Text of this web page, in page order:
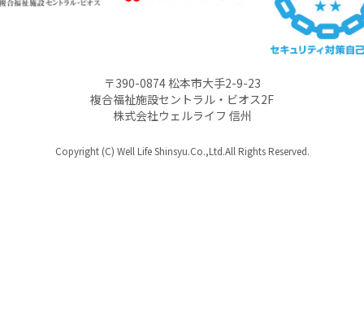
〒390-0874 松本市大手2-9-23
複合福祉施設セントラル・ビオス2F
株式会社ウェルライフ 信州
Copyright (C) Well Life Shinsyu.Co.,Ltd.All Rights Reserved.